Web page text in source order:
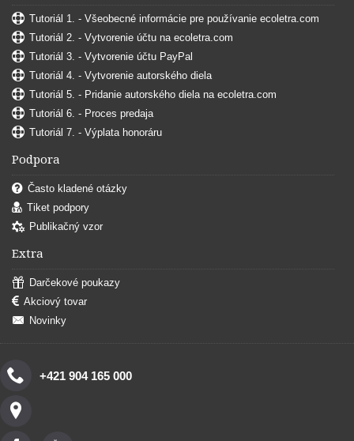
Tutoriál 1. - Všeobecné informácie pre používanie ecoletra.com
Tutoriál 2. - Vytvorenie účtu na ecoletra.com
Tutoriál 3. - Vytvorenie účtu PayPal
Tutoriál 4. - Vytvorenie autorského diela
Tutoriál 5. - Pridanie autorského diela na ecoletra.com
Tutoriál 6. - Proces predaja
Tutoriál 7. - Výplata honoráru
Podpora
Často kladené otázky
Tiket podpory
Publikačný vzor
Extra
Darčekové poukazy
Akciový tovar
Novinky
+421 904 165 000